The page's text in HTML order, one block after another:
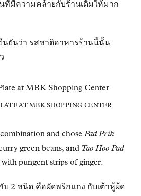
ที่มีความคล้ายกับร้านเดิมให้มาก
นยันว่า รสชาติอาหารร้านนี้นั้น
AT MBK SHOPPING CENTER
and chose Pad Prik
green beans, and Tao Hoo Pad
pungent strips of ginger.
บ 2 ชนิด คือผัดพริกแกง กับเต้าหู้ผ้ด